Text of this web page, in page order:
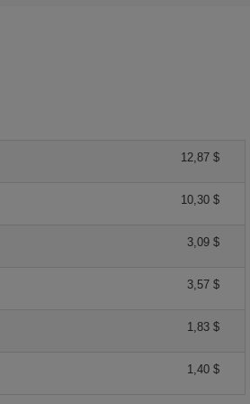
12,87 $
10,30 $
3,09 $
3,57 $
1,83 $
1,40 $